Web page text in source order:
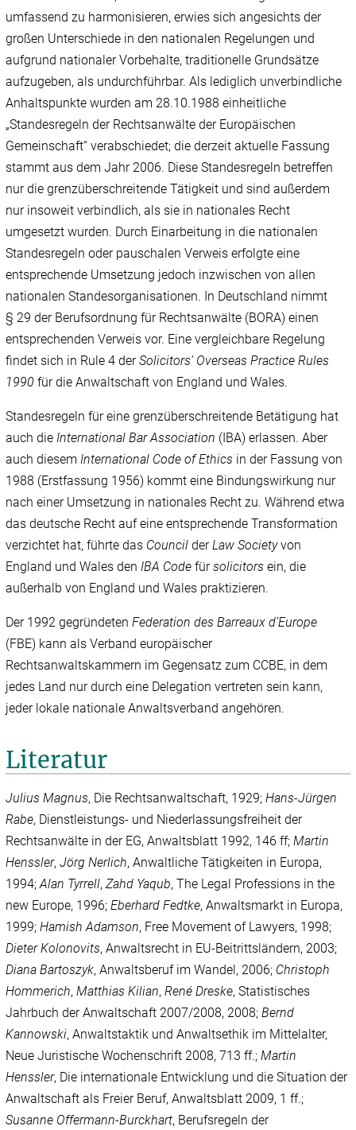
umfassend zu harmonisieren, erwies sich angesichts der
großen Unterschiede in den nationalen Regelungen und
aufgrund nationaler Vorbehalte, traditionelle Grundsätze
aufzugeben, als undurchführbar. Als lediglich unverbindliche
Anhaltspunkte wurden am 28.10.1988 einheitliche
„Standesregeln der Rechtsanwälte der Europäischen
Gemeinschaft“ verabschiedet; die derzeit aktuelle Fassung
stammt aus dem Jahr 2006. Diese Standesregeln betreffen
nur die grenzüberschreitende Tätigkeit und sind außerdem
nur insoweit verbindlich, als sie in nationales Recht
umgesetzt wurden. Durch Einarbeitung in die nationalen
Standesregeln oder pauschalen Verweis erfolgte eine
entsprechende Umsetzung jedoch inzwischen von allen
nationalen Standesorganisationen. In Deutschland nimmt
§ 29 der Berufsordnung für Rechtsanwälte (BORA) einen
entsprechenden Verweis vor. Eine vergleichbare Regelung
findet sich in Rule 4 derSolicitors’ Overseas Practice Rules
1990 für die Anwaltschaft von England und Wales.
Standesregeln für eine grenzüberschreitende Betätigung hat
auch dieInternational Bar Association (IBA) erlassen. Aber
auch diesemInternational Code of Ethics in der Fassung von
1988 (Erstfassung 1956) kommt eine Bindungswirkung nur
nach einer Umsetzung in nationales Recht zu. Während etwa
das deutsche Recht auf eine entsprechende Transformation
verzichtet hat, führte das Council derLaw Societyvon
England und Wales denIBA Code fürsolicitors ein, die
außerhalb von England und Wales praktizieren.
Der 1992 gegründetenFederation des Barreaux d’Europe
(FBE) kann als Verband europäischer
Rechtsanwaltskammern im Gegensatz zum CCBE, in dem
jedes Land nur durch eine Delegation vertreten sein kann,
jeder lokale nationale Anwaltsverband angehören.
Literatur
Julius Magnus, Die Rechtsanwaltschaft, 1929;Hans-Jürgen
Rabe, Dienstleistungs- und Niederlassungsfreiheit der
Rechtsanwälte in der EG, Anwaltsblatt 1992, 146 ff;Martin
Henssler, Jörg Nerlich, Anwaltliche Tätigkeiten in Europa,
1994;Alan Tyrrell, Zahd Yaqub, The Legal Professions in the
new Europe, 1996;Eberhard Fedtke, Anwaltsmarkt in Europa,
1999;Hamish Adamson, Free Movement of Lawyers, 1998;
Dieter Kolonovits, Anwaltsrecht in EU-Beitrittsländern, 2003;
Diana Bartoszyk, Anwaltsberuf im Wandel, 2006; Christoph
Hommerich, Matthias Kilian, René Dreske, Statistisches
Jahrbuch der Anwaltschaft 2007/2008, 2008;Bernd
Kannowski, Anwaltstaktik und Anwaltsethik im Mittelalter,
Neue Juristische Wochenschrift 2008, 713 ff.;Martin
Henssler, Die internationale Entwicklung und die Situation der
Anwaltschaft als Freier Beruf, Anwaltsblatt 2009, 1 ff.;
Susanne Offermann-Burckhart, Berufsregeln der